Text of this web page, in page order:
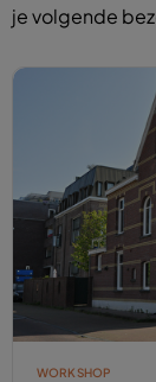
je volgende
WORKSHOP